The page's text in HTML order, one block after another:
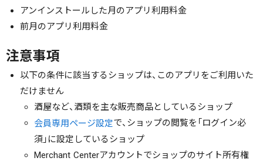
アンインストールした月のアプリ利用料金
前月のアプリ利用料金
注意事項
以下の条件に該当するショップは、このアプリをご利用いた
だけません
酒屋など、酒類を主な販売商品としているショップ
会員専用ページ設定で、ショップの閲覧を「ログイン必
須」に設定しているショップ
Merchant Centerアカウントでショップのサイト所有権